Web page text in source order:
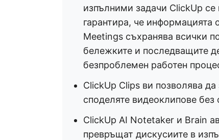
изпълними задачи ClickUp се
гарантира, че информацията
Meetings съхранява всички
бележките и последващите
безпроблемен работен
ClickUp Clips ви позволява
споделяте видеоклипове
ClickUp AI Notetaker и Brain
превръщат дискусиите в